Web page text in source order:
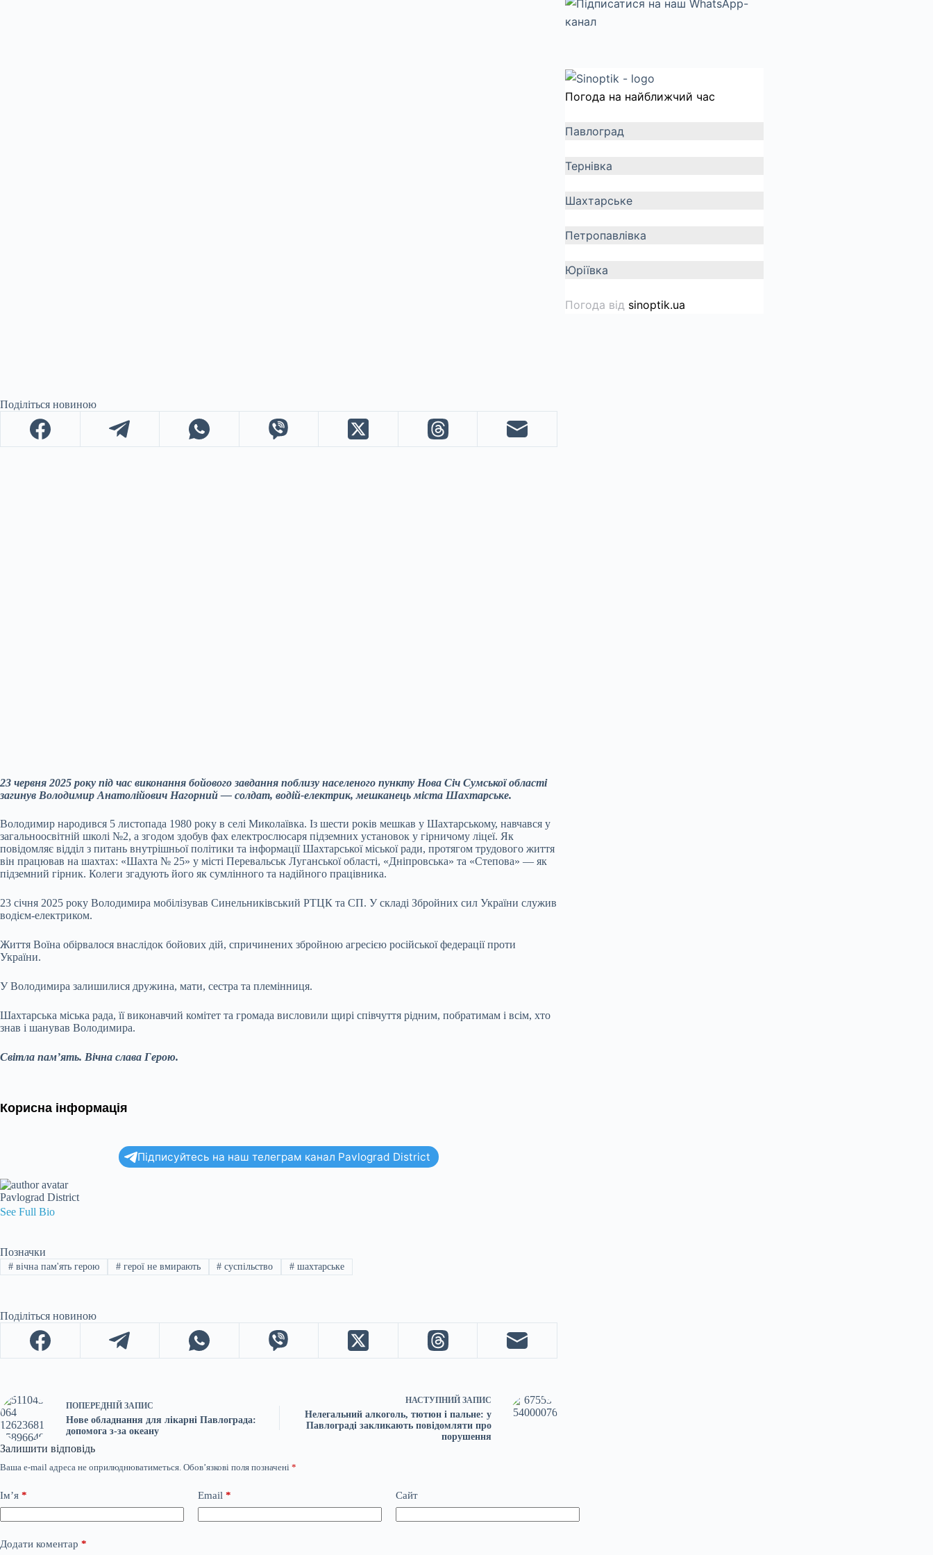
Поділіться новиною
23 червня 2025 року під час виконання бойового завдання поблизу населеного пункту Нова Січ Сумської області
загинув Володимир Анатолійович Нагорний — солдат, водій-електрик, мешканець міста Шахтарське.
Володимир народився 5 листопада 1980 року в селі Миколаївка. Із шести років мешкав у Шахтарському, навчався у
загальноосвітній школі №2, а згодом здобув фах електрослюсаря підземних установок у гірничому ліцеї. Як
повідомляє відділ з питань внутрішньої політики та інформації Шахтарської міської ради, протягом трудового життя
він працював на шахтах: «Шахта № 25» у місті Перевальськ Луганської області, «Дніпровська» та «Степова» — як
підземний гірник. Колеги згадують його як сумлінного та надійного працівника.
23 січня 2025 року Володимира мобілізував Синельниківський РТЦК та СП. У складі Збройних сил України служив
водієм-електриком.
Життя Воїна обірвалося внаслідок бойових дій, спричинених збройною агресією російської федерації проти
України.
У Володимира залишилися дружина, мати, сестра та племінниця.
Шахтарська міська рада, її виконавчий комітет та громада висловили щирі співчуття рідним, побратимам і всім, хто
знав і шанував Володимира.
Світла пам’ять. Вічна слава Герою.
Корисна інформація
Підписуйтесь на наш телеграм канал Pavlograd District
Pavlograd District
See Full Bio
Позначки
#вічна пам'ять герою #герої не вмирають # суспільство # шахтарське
Поділіться новиною
ПОПЕРЕДНІЙ ЗАПИС
Нове обладнання для лікарні Павлограда:
допомога з-за океану
НАСТУПНИЙ ЗАПИС
Нелегальний алкоголь, тютюн і пальне: у
Павлограді закликають повідомляти про
порушення
Залишити відповідь
Ваша e-mail адреса не оприлюднюватиметься. Обов’язкові поля позначені *
Ім’я * Email * Сайт
Додати коментар *
Погода на найближчий час
Павлоград
Тернівка
Шахтарське
Петропавлівка
Юріївка
Погода від sinoptik.ua